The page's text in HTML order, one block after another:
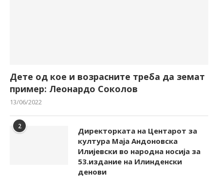
Дете од кое и возрасните треба да земат
пример: Леонардо Соколов
13/06/2022
2
Директорката на Центарот за
култура Маја Андоновска
Илијевски во народна носија за
53.издание на Илинденски
денови